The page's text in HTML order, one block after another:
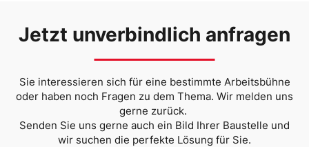
Jetzt unverbindlich anfragen
Sie interessieren sich für eine bestimmte Arbeitsbühne
oder haben noch Fragen zu dem Thema. Wir melden uns
gerne zurück.
Senden Sie uns gerne auch ein Bild Ihrer Baustelle und
wir suchen die perfekte Lösung für Sie.